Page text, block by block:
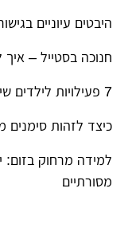
היבטים עיוניים
חנוכה בסטייל –
7 פעילויות לילדים שיעודדו חשיבה יצירתית מחוץ לקופסא
כיצד לזהות
למידה מרחוק בזום:
מסורתיים